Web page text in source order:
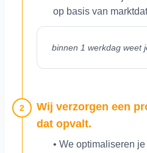
op basis van
binnen 1 werkdag weet
2
Wij verzorgen een
dat opvalt.
• We optimaliseren